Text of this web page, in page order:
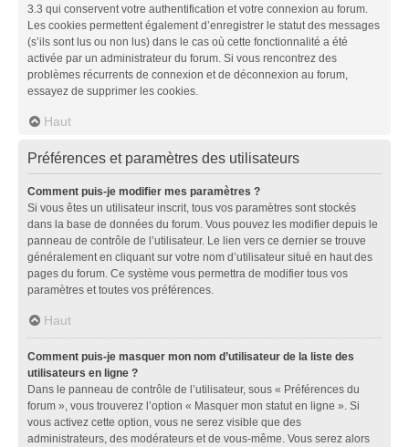
3.3 qui conservent votre authentification et votre connexion au forum.
Les cookies permettent également d’enregistrer le statut des messages
(s’ils sont lus ou non lus) dans le cas où cette fonctionnalité a été
activée par un administrateur du forum. Si vous rencontrez des
problèmes récurrents de connexion et de déconnexion au forum,
essayez de supprimer les cookies.
Haut
Préférences et paramètres des utilisateurs
Comment puis-je modifier mes paramètres ?
Si vous êtes un utilisateur inscrit, tous vos paramètres sont stockés
dans la base de données du forum. Vous pouvez les modifier depuis le
panneau de contrôle de l’utilisateur. Le lien vers ce dernier se trouve
généralement en cliquant sur votre nom d’utilisateur situé en haut des
pages du forum. Ce système vous permettra de modifier tous vos
paramètres et toutes vos préférences.
Haut
Comment puis-je masquer mon nom d’utilisateur de la liste des
utilisateurs en ligne ?
Dans le panneau de contrôle de l’utilisateur, sous « Préférences du
forum », vous trouverez l’option « Masquer mon statut en ligne ». Si
vous activez cette option, vous ne serez visible que des
administrateurs, des modérateurs et de vous-même. Vous serez alors